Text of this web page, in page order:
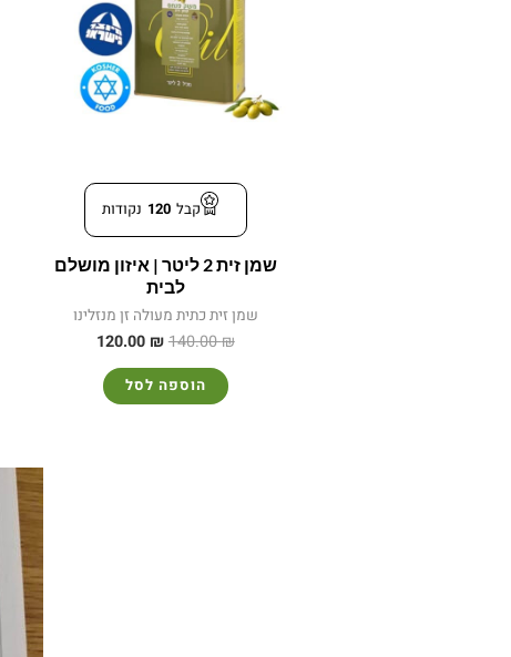
קבל 120 נקודות
שמן זית 2 ליטר | איזון מושלם
לבית
שמן זית כתית מעולה זן מנזלינו
140.00₪
120.00 ₪
הוספה לסל